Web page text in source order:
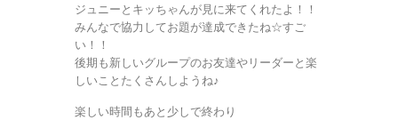
ジュニーとキッちゃんが見に来てくれたよ！！
みんなで協力してお題が達成できたね☆すご
い！！
後期も新しいグループのお友達やリーダーと楽
しいことたくさんしようね♪
楽しい時間もあと少しで終わり